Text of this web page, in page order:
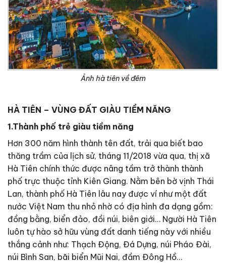
Ảnh hà tiên về đêm
HÀ TIÊN – VÙNG ĐẤT GIÀU TIỀM NĂNG
1.Thành phố trẻ giàu tiềm năng
Hơn 300 năm hình thành tên đất, trải qua biết bao
thăng trầm của lịch sử, tháng 11/2018 vừa qua, thị xã
Hà Tiên chính thức được nâng tầm trở thành thành
phố trực thuộc tỉnh Kiên Giang. Nằm bên bờ vịnh Thái
Lan, thành phố Hà Tiên lâu nay được ví như một đất
nước Việt Nam thu nhỏ nhờ có địa hình đa dạng gồm:
đồng bằng, biển đảo, đồi núi, biên giới… Người Hà Tiên
luôn tự hào sở hữu vùng đất danh tiếng này với nhiều
thắng cảnh như: Thạch Động, Đá Dựng, núi Pháo Đài,
núi Bình San, bãi biển Mũi Nai, đầm Đông Hồ…